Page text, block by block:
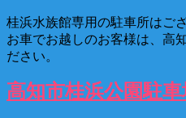
桂浜水族館専用の駐車所はご
お車でお越しのお客様は、高
ださい。
高知市桂浜公園駐